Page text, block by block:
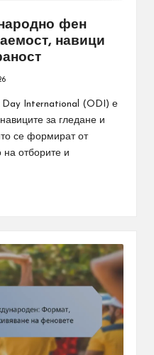
фен
навици
International (ODI) е
за гледане и
се формират от
на отборите и